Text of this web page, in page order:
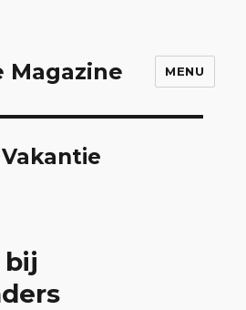
Magazine MENU
Vakantie
bij